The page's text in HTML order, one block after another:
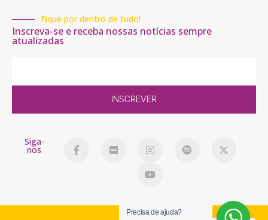
Fique por dentro de tudo!
Inscreva-se e receba nossas notícias sempre
atualizadas
INSCREVER
Siga-
nos
Precisa de ajuda?